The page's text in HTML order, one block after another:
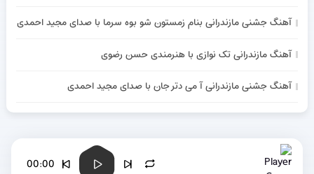
آهنگ جشنی مازندرانی بنام زمستون شو بوه سرما با صدای مجید احمدی
آهنگ مازندرانی تک نوازی با هنرمندی حسن رضوی
آهنگ جشنی مازندرانی آ می دتر جان با صدای مجید احمدی
00:00